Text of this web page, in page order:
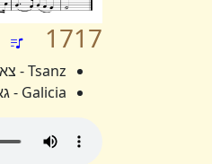
1717
Tsanz - צאנז
Galicia - גאליציע